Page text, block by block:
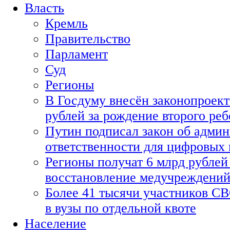
Власть
Кремль
Правительство
Парламент
Суд
Регионы
В Госдуму внесён
рублей за рождение второго
Путин подписал закон об
ответственности для
Регионы получат 6 млрд рублей
восстановление медучреждений
Более 41 тысячи участников
в вузы по отдельной квоте
Население